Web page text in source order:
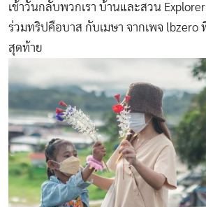
เช้าวันกลับพวกเรา บ้านและสวน
ร่วมทริปคือบาส กับเมษา จากเพจ lbzero
สุดท้าย